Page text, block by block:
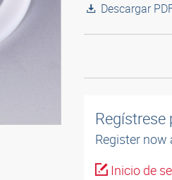
Descargar
Regístrese
Register
Inicio de